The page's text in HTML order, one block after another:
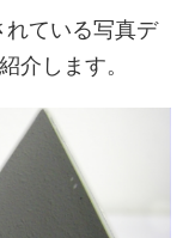
ている写真デ
介します。